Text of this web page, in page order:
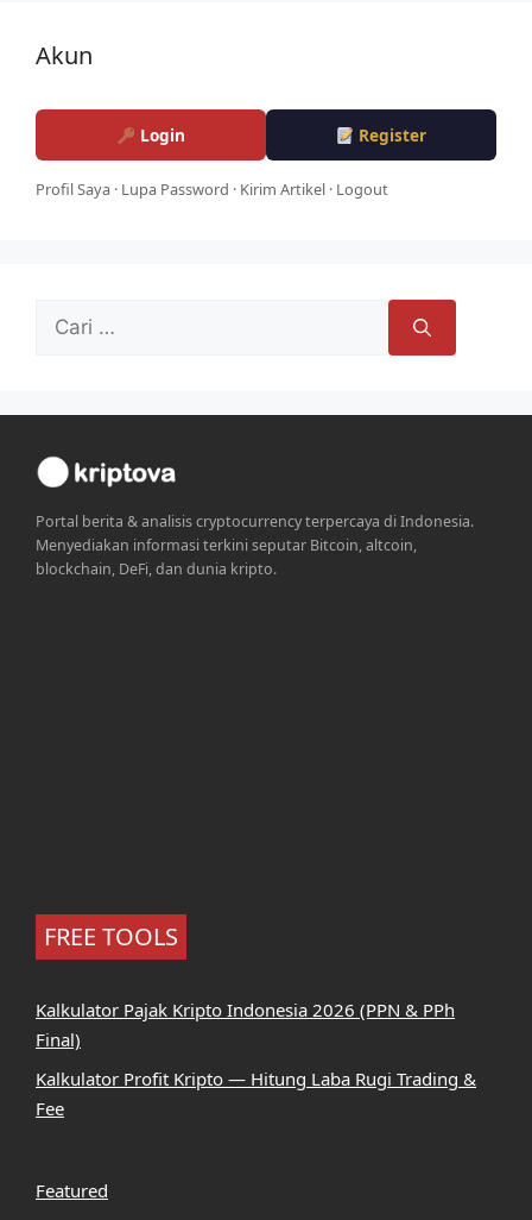
Akun
Login Register
Profil Saya · Lupa Password · Kirim Artikel · Logout
Cari
Portal berita & analisis cryptocurrency terpercaya di Indonesia.
Menyediakan informasi terkini seputar Bitcoin, altcoin,
blockchain, DeFi, dan dunia kripto.
FREE TOOLS
Kalkulator Pajak Kripto Indonesia 2026 (PPN & PPh
Final)
Kalkulator Profit Kripto — Hitung Laba Rugi Trading &
Fee
Featured